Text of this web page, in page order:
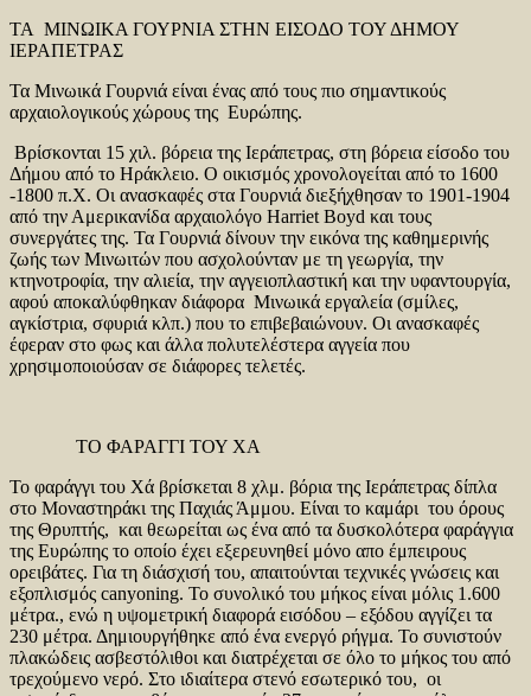
ΤΑ ΜΙΝΩΙΚΑ ΓΟΥΡΝΙΑ ΣΤΗΝ ΕΙΣΟΔΟ ΤΟΥ ΔΗΜΟΥ
ΙΕΡΑΠΕΤΡΑΣ
Τα Μινωικά Γουρνιά είναι ένας από τους πιο σημαντικούς
αρχαιολογικούς χώρους της Ευρώπης.
Βρίσκονται 15 χιλ. βόρεια της Ιεράπετρας, στη βόρεια είσοδο του
Δήμου από το Ηράκλειο. Ο οικισμός χρονολογείται από το 1600
-1800 π.Χ. Οι ανασκαφές στα Γουρνιά διεξήχθησαν το 1901-1904
από την Αμερικανίδα αρχαιολόγο Harriet Boyd και τους
συνεργάτες της. Τα Γουρνιά δίνουν την εικόνα της καθημερινής
ζωής των Μινωιτών που ασχολούνταν με τη γεωργία, την
κτηνοτροφία, την αλιεία, την αγγειοπλαστική και την υφαντουργία,
αφού αποκαλύφθηκαν διάφορα Μινωικά εργαλεία (σμίλες,
αγκίστρια, σφυριά κλπ.) που το επιβεβαιώνουν. Οι ανασκαφές
έφεραν στο φως και άλλα πολυτελέστερα αγγεία που
χρησιμοποιούσαν σε διάφορες τελετές.
ΤΟ ΦΑΡΑΓΓΙ ΤΟΥ ΧΑ
Το φαράγγι του Χά βρίσκεται 8 χλμ. βόρια της Ιεράπετρας δίπλα
στο Μοναστηράκι της Παχιάς Άμμου. Είναι το καμάρι του όρους
της Θρυπτής, και θεωρείται ως ένα από τα δυσκολότερα φαράγγια
της Ευρώπης το οποίο έχει εξερευνηθεί μόνο απο έμπειρους
ορειβάτες. Για τη διάσχισή του, απαιτούνται τεχνικές γνώσεις και
εξοπλισμός canyoning. Το συνολικό του μήκος είναι μόλις 1.600
μέτρα., ενώ η υψομετρική διαφορά εισόδου – εξόδου αγγίζει τα
230 μέτρα. Δημιουργήθηκε από ένα ενεργό ρήγμα. Το συνιστούν
πλακώδεις ασβεστόλιθοι και διατρέχεται σε όλο το μήκος του από
τρεχούμενο νερό. Στο ιδιαίτερα στενό εσωτερικό του, οι